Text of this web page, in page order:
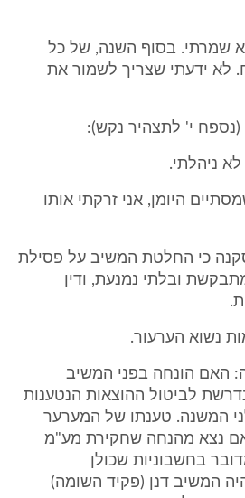
שמרתי. בסוף השנה, של כל
לא ידעתי שצריך לשמור את
ניהלתי.
היומן, אני זרקתי אותו
כי החלטת המשיב על פסילת
ובלתי נמנעת, ודין
האם הונחה בפני המשיב
לביטול ההוצאות הנטענות
המשנה. טענתו של המערער
אם נצא מהנחה שחקירת מע"מ
בחשבוניות שכולן
המשיב דנן (פקיד השומה)